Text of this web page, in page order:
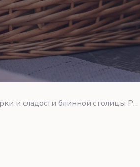
Что привезти из Ялуторовска: сувениры, подарки и сладости блинной столицы России